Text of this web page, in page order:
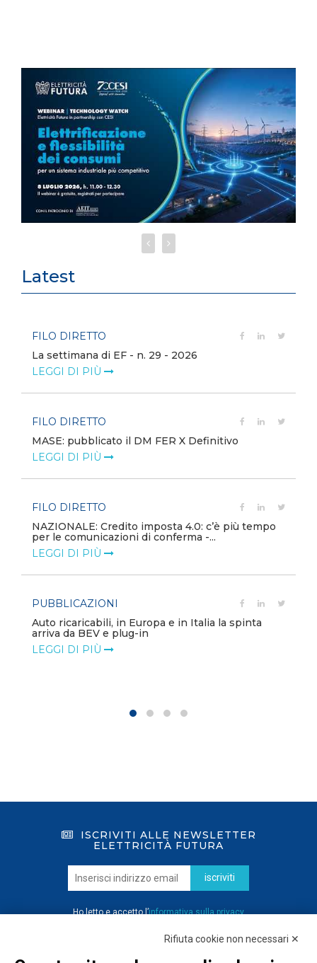
Latest
FILO DIRETTO
La settimana di EF - n. 29 - 2026
LEGGI DI PIÙ
FILO DIRETTO
MASE: pubblicato il DM FER X Definitivo
LEGGI DI PIÙ
FILO DIRETTO
NAZIONALE: Credito imposta 4.0: c’è più tempo
per le comunicazioni di conferma -...
LEGGI DI PIÙ
PUBBLICAZIONI
Auto ricaricabili, in Europa e in Italia la spinta
arriva da BEV e plug-in
LEGGI DI PIÙ
ISCRIVITI ALLE NEWSLETTER
ELETTRICITÀ FUTURA
iscriviti
Ho letto e accetto l’informativa sulla privacy
Rifiuta cookie non necessari ✕